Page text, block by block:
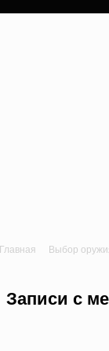
Главная Выбор
Записи с